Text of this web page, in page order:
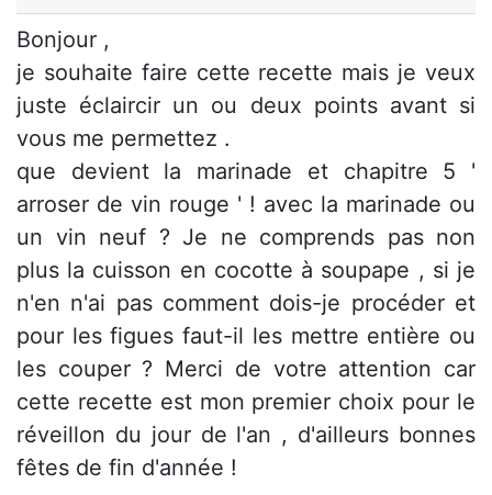
Bonjour ,
je souhaite faire cette recette mais je veux
juste éclaircir un ou deux points avant si
vous me permettez .
que devient la marinade et chapitre 5 '
arroser de vin rouge ' ! avec la marinade ou
un vin neuf ? Je ne comprends pas non
plus la cuisson en cocotte à soupape , si je
n'en n'ai pas comment dois-je procéder et
pour les figues faut-il les mettre entière ou
les couper ? Merci de votre attention car
cette recette est mon premier choix pour le
réveillon du jour de l'an , d'ailleurs bonnes
fêtes de fin d'année !